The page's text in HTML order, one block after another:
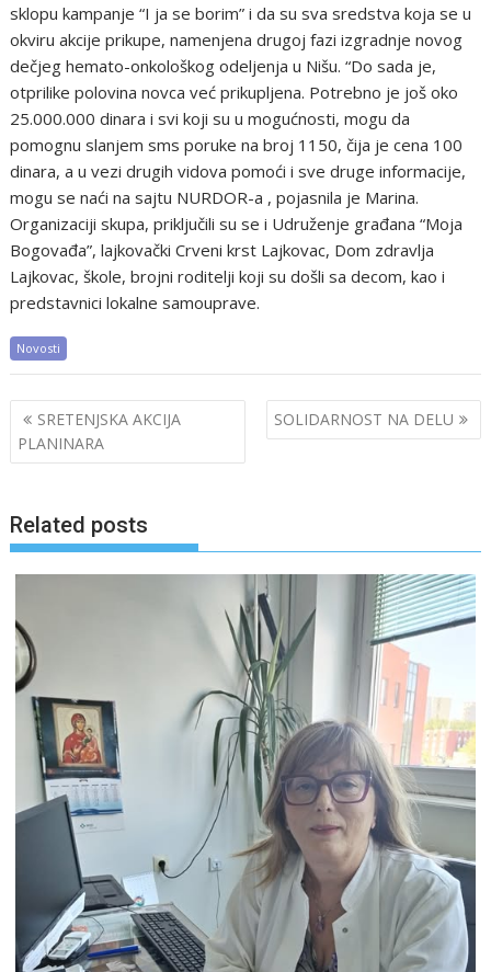
sklopu kampanje “I ja se borim” i da su sva sredstva koja se u
okviru akcije prikupe, namenjena drugoj fazi izgradnje novog
dečjeg hemato-onkološkog odeljenja u Nišu. “Do sada je,
otprilike polovina novca već prikupljena. Potrebno je još oko
25.000.000 dinara i svi koji su u mogućnosti, mogu da
pomognu slanjem sms poruke na broj 1150, čija je cena 100
dinara, a u vezi drugih vidova pomoći i sve druge informacije,
mogu se naći na sajtu NURDOR-a , pojasnila je Marina.
Organizaciji skupa, priključili su se i Udruženje građana “Moja
Bogovađa”, lajkovački Crveni krst Lajkovac, Dom zdravlja
Lajkovac, škole, brojni roditelji koji su došli sa decom, kao i
predstavnici lokalne samouprave.
Novosti
Post
navigation
SRETENJSKA AKCIJA
PLANINARA
SOLIDARNOST NA DELU
Related posts